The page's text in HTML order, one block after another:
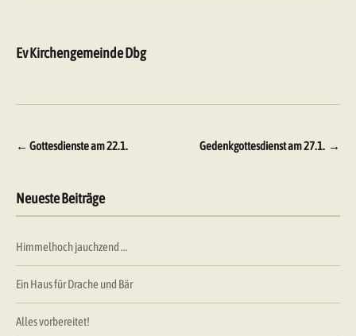
Ev Kirchengemeinde Dbg
Beitragsnavigation
← Gottesdienste am 22.1. Gedenkgottesdienst am 27.1. →
Neueste Beiträge
Himmelhoch jauchzend …
Ein Haus für Drache und Bär
Alles vorbereitet!